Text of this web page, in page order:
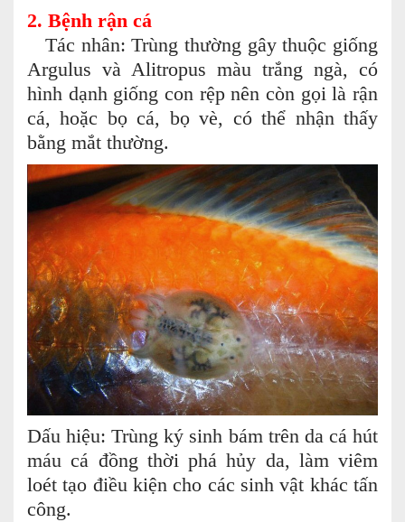
2. Bệnh rận cá
Tác nhân: Trùng thường gây thuộc giống
Argulus và Alitropus màu trắng ngà, có
hình dạnh giống con rệp nên còn gọi là rận
cá, hoặc bọ cá, bọ vè, có thể nhận thấy
bằng mắt thường.
Dấu hiệu: Trùng ký sinh bám trên da cá hút
máu cá đồng thời phá hủy da, làm viêm
loét tạo điều kiện cho các sinh vật khác tấn
công.